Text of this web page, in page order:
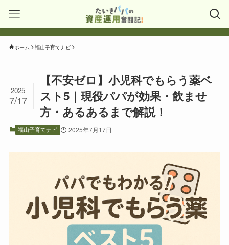
ホーム 福山子育てナビ
【不安ゼロ】小児科でもらう薬ベ
スト5｜現役パパが効果・飲ませ
方・あるあるまで解説！
2025
7/17
福山子育てナビ 2025年7月17日